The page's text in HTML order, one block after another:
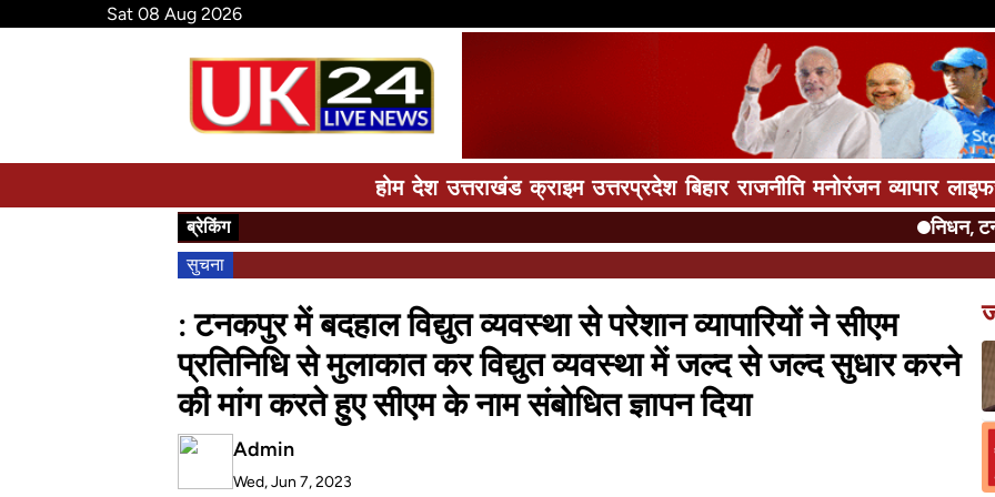
Sat 08 Aug 2026
होम देश उत्तराखंड क्राइम उत्तरप्रदेश बिहार राजनीति मनोरंजन व्यापार
ब्रेकिंग निधन,
सुचना
: टनकपुर में बदहाल विद्युत व्यवस्था से परेशान व्यापारियों ने सीएम
प्रतिनिधि से मुलाकात कर विद्युत व्यवस्था में जल्द से जल्द सुधार करने
की मांग करते हुए सीएम के नाम संबोधित ज्ञापन दिया
Admin
Wed, Jun 7, 2023